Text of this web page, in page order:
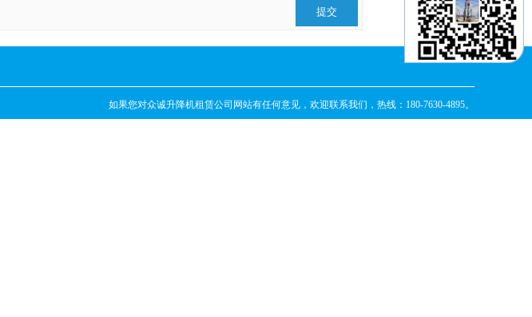
如果您对众诚升降机租赁公司 网站有任何意见，欢迎联系我们，热线：180-7630-4895。